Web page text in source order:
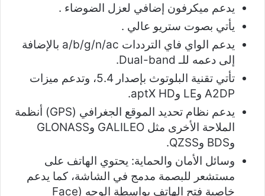
يدعم ميكرفون إضافي لعزل الضوضاء .
يأتي بصوت ستريو عالي .
يدعم الواي فاي الترددات a/b/g/n/ac بالإضافة
إلى دعمه للـ Dual-band.
تأتي تقنية البلوتوث بإصدار 5.4، وتدعم ميزات
A2DP وLE وaptX HD.
يدعم نظام تحديد الموقع الجغرافي (GPS) أنظمة
الملاحة الأخرى مثل GALILEO وGLONASS
وBDS وQZSS.
وسائل الأمان والحماية: يحتوي الهاتف على
مستشعر للبصمة مدمج في الشاشة، كما يدعم
خاصية فتح الهاتف بواسطة الوجه (Face